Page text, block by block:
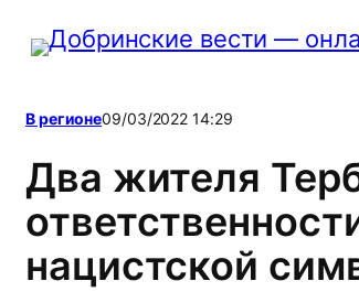
Перейти
В регионе09/03/2022 14:29
Два жителя
нацистской